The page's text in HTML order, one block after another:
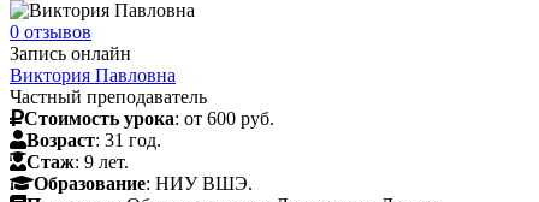
0 отзывов
Запись онлайн
Виктория Павловна
Частный преподаватель
Стоимость урока: от 600 руб.
Возраст: 31 год.
Стаж: 9 лет.
Образование: НИУ ВШЭ.